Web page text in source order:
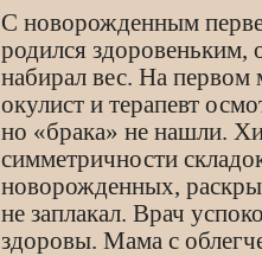
С новорожденным
родился
набирал вес. На первом
окулист и терапевт
но «брака» не нашли.
симметричности
новорожденных,
не заплакал. Врач
здоровы. Мама с